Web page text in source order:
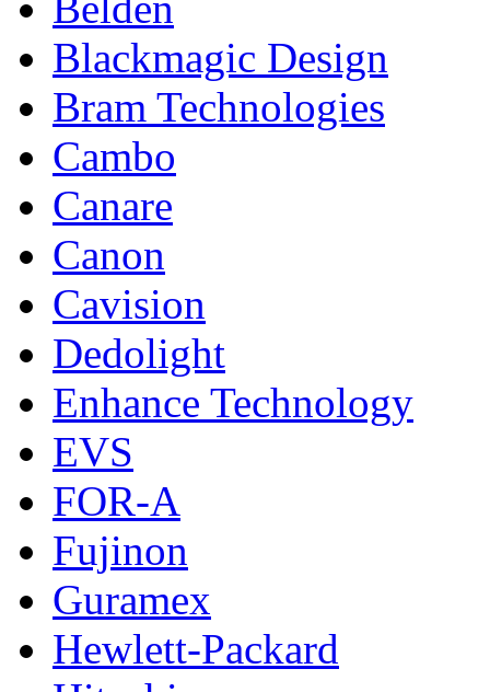
Blackmagic Design
Bram Technologies
Cambo
Canare
Canon
Cavision
Dedolight
Enhance Technology
EVS
FOR-A
Fujinon
Guramex
Hewlett-Packard